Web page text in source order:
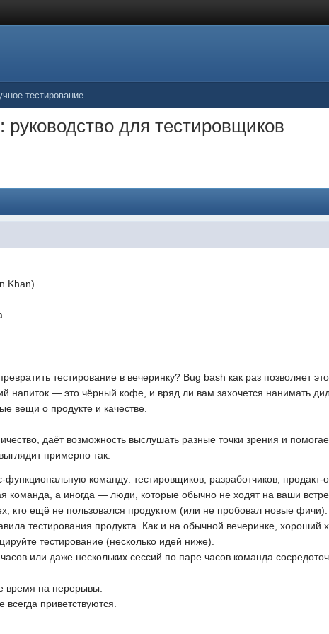
тестирование
руководство для тестировщиков
Khan)
тестирование в вечеринку? Bug bash как раз позволяет
напиток — это чёрный кофе, и вряд ли вам захочется нанимать
вещи о продукте и качестве.
даёт возможность выслушать разные точки зрения и
примерно так:
функциональную команду: тестировщиков, разработчиков, продакт-
команда, а иногда — люди, которые обычно не ходят на ваши
кто ещё не пользовался продуктом (или не пробовал новые фичи).
тестирования продукта. Как и на обычной вечеринке, хороший
тестирование (несколько идей ниже).
или даже нескольких сессий по паре часов команда
время на перерывы.
всегда приветствуются.